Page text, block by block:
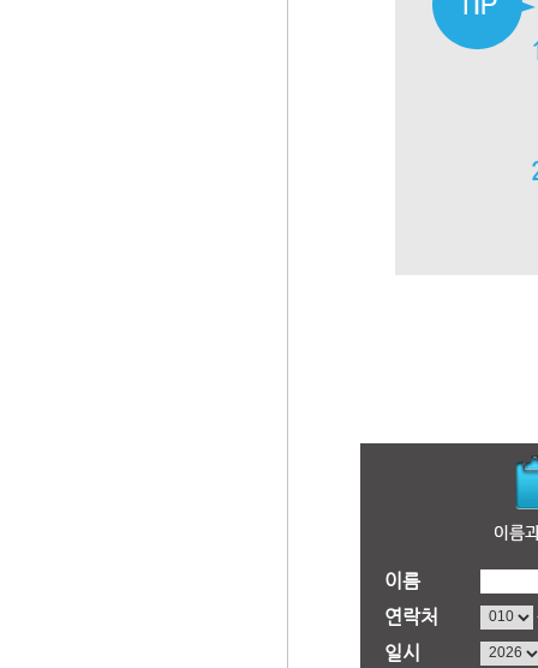
이름
연락처
일시